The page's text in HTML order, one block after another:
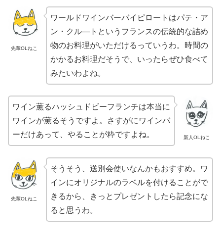
先輩OLねこ
ワールドワインバーバイピロートはパテ・ア
ン・クル―トというフランスの伝統的な詰め
物のお料理がいただけるっていうわ。時間の
かかるお料理だそうで、いったらぜひ食べて
みたいわよね。
新人OLねこ
ワイン薫るハッシュドビーフランチは本当に
ワインが薫るそうですよ。さすがにワインバ
ーだけあって、やることが粋ですよね。
先輩OLねこ
そうそう、送別会使いなんかもおすすめ。ワ
インにオリジナルのラベルを付けることがで
きるから、きっとプレゼントしたら記念にな
ると思うわ。